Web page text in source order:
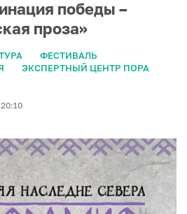
победы –
проза»
ФЕСТИВАЛЬ
ЭКСПЕРТНЫЙ ЦЕНТР ПОРА